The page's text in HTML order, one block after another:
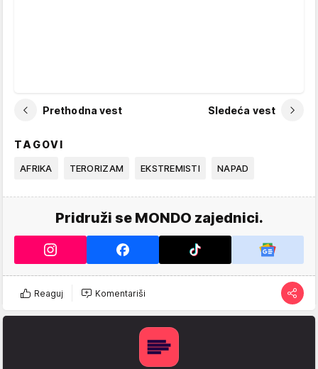
Prethodna vest Sledeća vest
TAGOVI
AFRIKA TERORIZAM EKSTREMISTI NAPAD
Pridruži se MONDO zajednici.
Reaguj Komentariši